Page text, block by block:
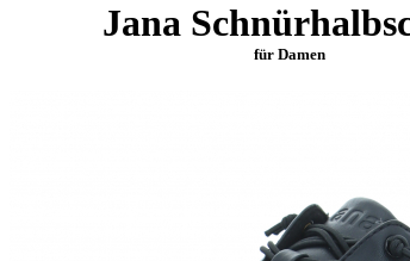
Jana
für Damen